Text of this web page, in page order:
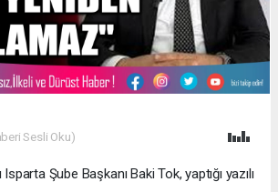
Sesli Oku)
Şube Başkanı Baki Tok, yaptığı yazılı